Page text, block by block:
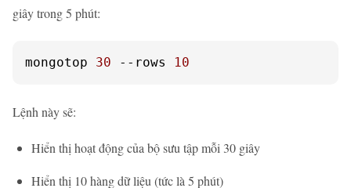
giây trong 5 phút:
mongotop 30 --rows 10
Lệnh này sẽ:
Hiển thị hoạt động của bộ sưu tập mỗi 30 giây
Hiển thị 10 hàng dữ liệu (tức là 5 phút)